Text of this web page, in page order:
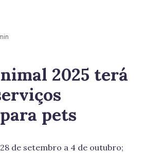
2025 terá
pets
de setembro a 4 de outubro;